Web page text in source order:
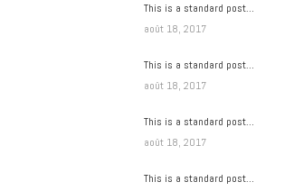
This is a standard post…
août 18, 2017
This is a standard post…
août 18, 2017
This is a standard post…
août 18, 2017
This is a standard post…